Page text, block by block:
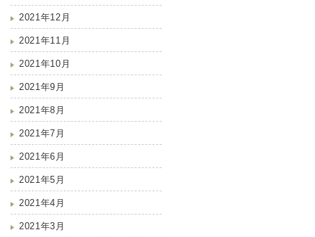
2021年12月
2021年11月
2021年10月
2021年9月
2021年8月
2021年7月
2021年6月
2021年5月
2021年4月
2021年3月